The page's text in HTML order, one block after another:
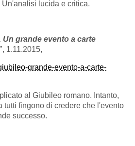
lucida e critica.
Un grande evento a carte
1.11.2015,
grande-evento-a-carte-
al Giubileo romano. Intanto,
tutti fingono di credere che l'evento
successo.